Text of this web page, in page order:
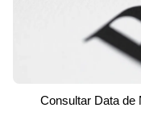
Consultar Data de